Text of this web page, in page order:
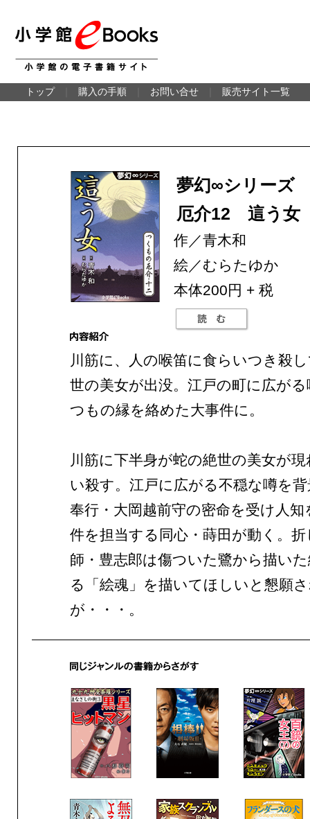
トップ 購入の手順 お問い合せ 販売サイト一覧
夢幻∞シリーズ
厄介12 這う女
作／青木和
絵／むらたゆか
本体200円 + 税
川筋に、人の喉笛に食らいつき殺
世の美女が出没。江戸の町に広が
つもの縁を絡めた大事件に。
川筋に下半身が蛇の絶世の美女が
い殺す。江戸に広がる不穏な噂を
奉行・大岡越前守の密命を受け人
件を担当する同心・蒔田が動く。
師・豊志郎は傷ついた鷺から描い
る「絵魂」を描いてほしいと懇願
が・・・。